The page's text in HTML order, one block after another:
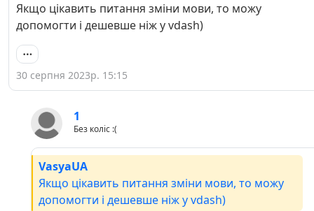
Якщо цікавить питання зміни мови, то можу
допомогти і дешевше ніж у vdash)
30 серпня 2023р. 15:15
1
Без коліс :(
VasyaUA
Якщо цікавить питання зміни мови, то можу
допомогти і дешевше ніж у vdash)